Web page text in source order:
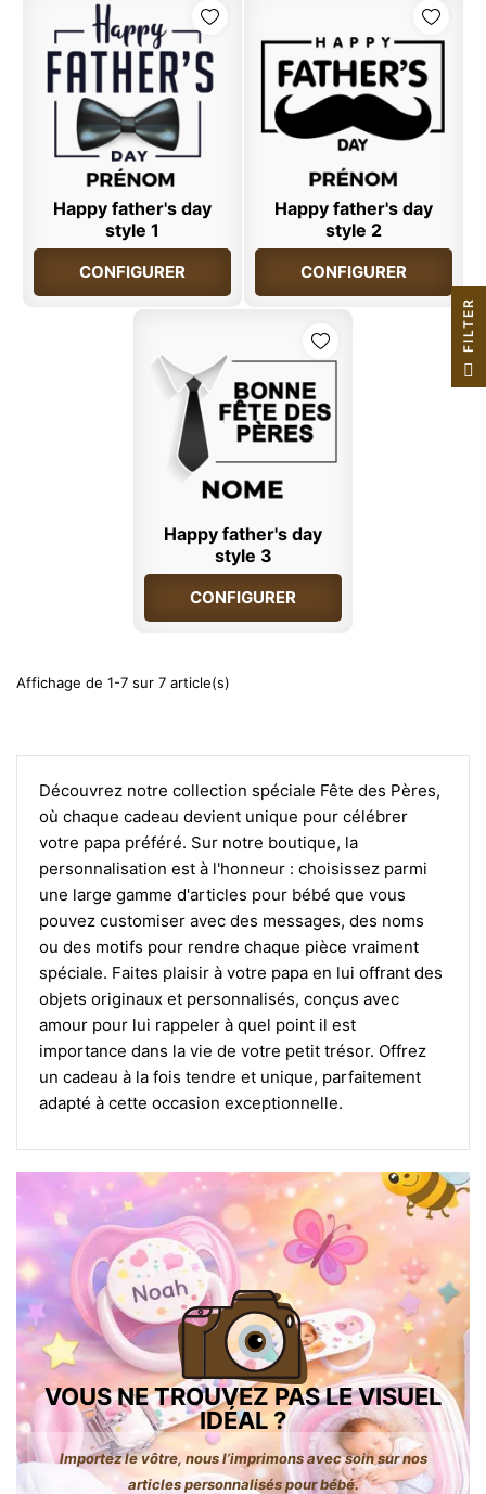
Happy father's day
style 1
CONFIGURER
Happy father's day
style 2
CONFIGURER
Happy father's day
style 3
CONFIGURER
Affichage de 1-7 sur 7 article(s)
Découvrez notre collection spéciale Fête des Pères,
où chaque cadeau devient unique pour célébrer
votre papa préféré. Sur notre boutique, la
personnalisation est à l'honneur : choisissez parmi
une large gamme d'articles pour bébé que vous
pouvez customiser avec des messages, des noms
ou des motifs pour rendre chaque pièce vraiment
spéciale. Faites plaisir à votre papa en lui offrant des
objets originaux et personnalisés, conçus avec
amour pour lui rappeler à quel point il est
importance dans la vie de votre petit trésor. Offrez
un cadeau à la fois tendre et unique, parfaitement
adapté à cette occasion exceptionnelle.
VOUS NE TROUVEZ PAS LE VISUEL
IDÉAL ?
Importez le vôtre, nous l’imprimons avec soin sur nos
articles personnalisés pour bébé.
R